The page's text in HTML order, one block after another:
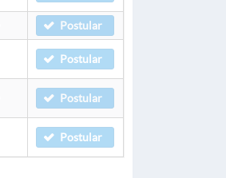
Postular
Postular
Postular
Postular